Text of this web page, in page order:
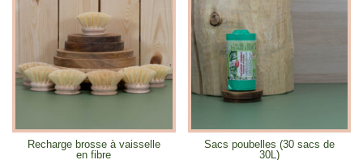
Recharge brosse à vaisselle
en fibre
Sacs poubelles (30 sacs de
30L)